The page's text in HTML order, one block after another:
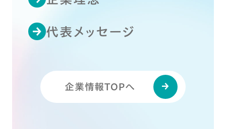
代表メッセージ
企業情報TOPへ